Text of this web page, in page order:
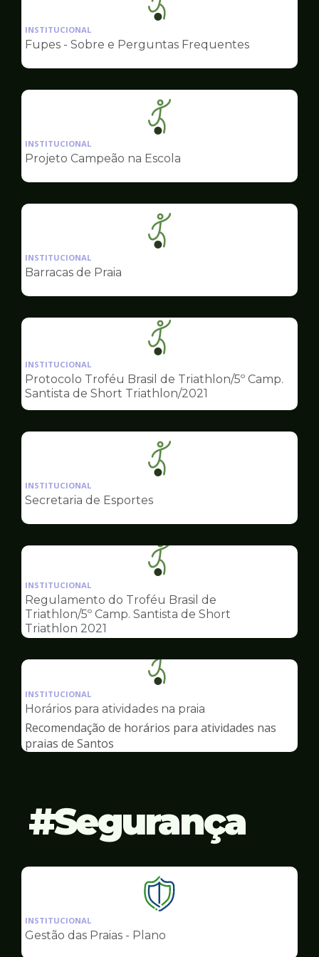
Ilustração
da
pagina
Esportes
INSTITUCIONAL
Fupes - Sobre e Perguntas Frequentes
Ilustração
da
pagina
Esportes
INSTITUCIONAL
Projeto Campeão na Escola
Ilustração
da
Esportes
INSTITUCIONAL
Barracas de Praia
Ilustração
da
pagina
de
Esportes
INSTITUCIONAL
Protocolo Troféu Brasil de Triathlon/5º Camp.
Santista de Short Triathlon/2021
Ilustração
da
Esportes
INSTITUCIONAL
Secretaria de Esportes
Ilustração
da
pagina
de
INSTITUCIONAL
Regulamento do Troféu Brasil de
Triathlon/5º Camp. Santista de Short
Triathlon 2021
Ilustração
da
pagina
Esportes
INSTITUCIONAL
Horários para atividades na praia
Recomendação de horários para atividades nas
praias de Santos
Segurança
Ilustração
da
pagina
INSTITUCIONAL
Gestão das Praias - Plano